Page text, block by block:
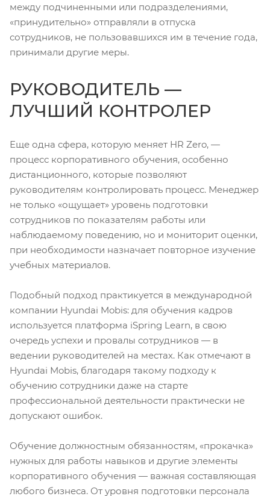
между подчиненными или подразделениями,
«принудительно» отправляли в отпуска
сотрудников, не пользовавшихся им в течение года,
принимали другие меры.
РУКОВОДИТЕЛЬ —
ЛУЧШИЙ КОНТРОЛЕР
Еще одна сфера, которую меняет HR Zero, —
процесс корпоративного обучения, особенно
дистанционного, которые позволяют
руководителям контролировать процесс. Менеджер
не только «ощущает» уровень подготовки
сотрудников по показателям работы или
наблюдаемому поведению, но и мониторит оценки,
при необходимости назначает повторное изучение
учебных материалов.
Подобный подход практикуется в международной
компании Hyundai Mobis: для обучения кадров
используется платформа iSpring Learn, в свою
очередь успехи и провалы сотрудников — в
ведении руководителей на местах. Как отмечают в
Hyundai Mobis, благодаря такому подходу к
обучению сотрудники даже на старте
профессиональной деятельности практически не
допускают ошибок.
Обучение должностным обязанностям, «прокачка»
нужных для работы навыков и другие элементы
корпоративного обучения — важная составляющая
любого бизнеса. От уровня подготовки персонала